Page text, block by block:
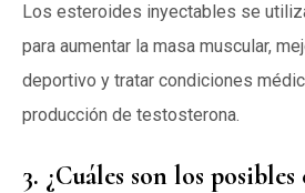
Los esteroides inyectables se
para aumentar la masa muscular,
deportivo y tratar condiciones
producción de testosterona.
3. ¿Cuáles son los posibles